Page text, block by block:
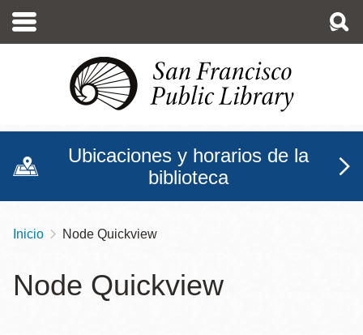
contenido
Ubicaciones y horarios de la
biblioteca
Sobrescribir
de
Inicio Node Quickview
Node Quickview